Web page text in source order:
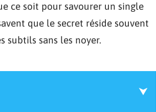
ce soit pour savourer un single
que le secret réside souvent
subtils sans les noyer.